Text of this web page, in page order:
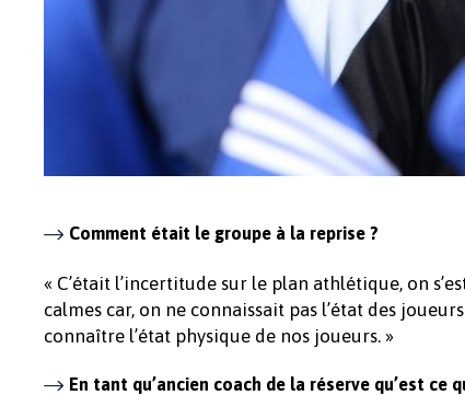
Comment était le groupe à la reprise ?
« C’était l’incertitude sur le plan athlétique, on
calmes car, on ne connaissait pas l’état des
connaître l’état physique de nos joueurs. »
En tant qu’ancien coach de la réserve qu’est ce